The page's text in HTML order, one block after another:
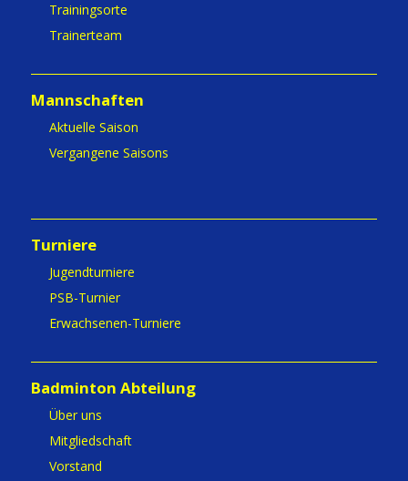
Trainingsorte
Trainerteam
Mannschaften
Aktuelle Saison
Vergangene Saisons
Turniere
Jugendturniere
PSB-Turnier
Erwachsenen-Turniere
Badminton Abteilung
Über uns
Mitgliedschaft
Vorstand